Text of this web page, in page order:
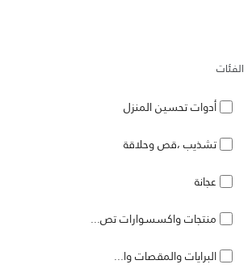
الفئات
أدوات تحسين المنزل
تشذيب ،قص وحلاقة
عجانة
منتجات واكسسوارات تص...
البرايات والمقصات وا...